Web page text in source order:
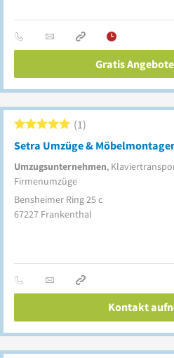
Gratis
Setra Umzüge &
Umzugsunternehmen,
Firmenumzüge
1
Bensheimer Ring 25 c
67227 Frankenthal
Kontakt